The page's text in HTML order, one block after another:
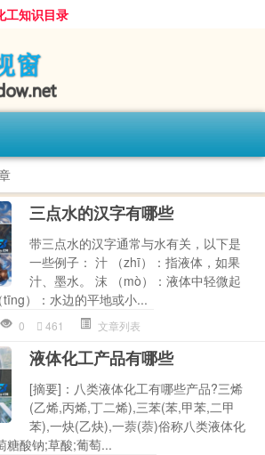
工知识目录
三点水的汉字有哪些
带三点水的汉字通常与水有关，以下是
一些例子： 汁 （zhī）：指液体，如果
汁、墨水。 沫 （mò）：液体中轻微起
）：水边的平地或小...
0 461 文章列表
液体化工产品有哪些
[摘要]：八类液体化工有哪些产品?三烯
(乙烯,丙烯,丁二烯),三苯(苯,甲苯,二甲
苯),一炔(乙炔),一萘(萘)俗称八类液体化
糖酸钠;草酸;葡萄...